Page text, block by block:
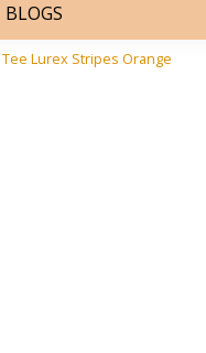
BLOGS
Lurex Stripes Orange